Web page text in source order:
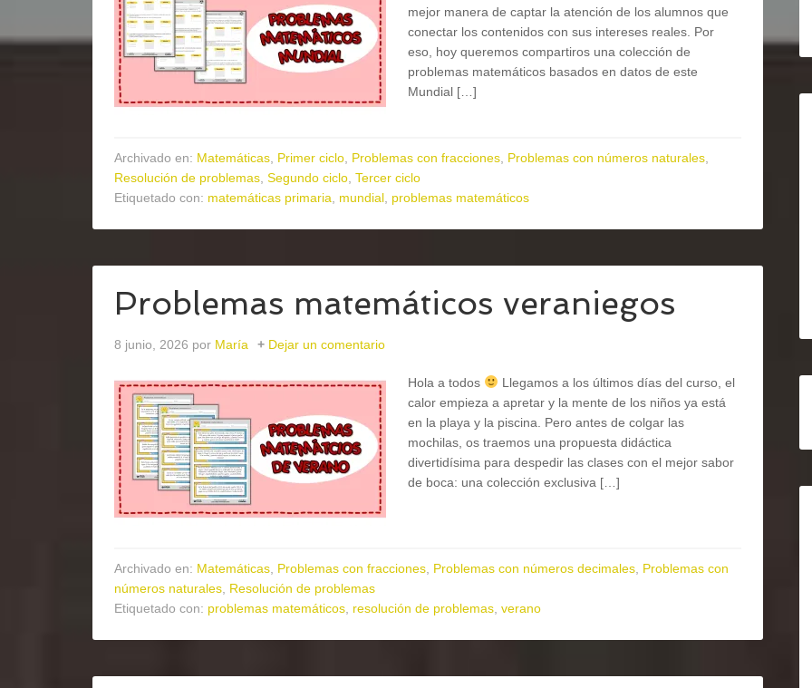
mejor manera de captar la atención de los alumnos que
conectar los contenidos con sus intereses reales. Por
eso, hoy queremos compartiros una colección de
problemas matemáticos basados en datos de este
Mundial […]
Archivado en: Matemáticas Primer ciclo Problemas con fracciones Problemas con números naturales
Resolución de problemas Segundo ciclo Tercer ciclo
Etiquetado con: matemáticas primaria mundial problemas matemáticos
Problemas matemáticos veraniegos
8 junio, 2026 por María Dejar un comentario
Hola a todos
Llegamos a los últimos días del curso, el
calor empieza a apretar y la mente de los niños ya está
en la playa y la piscina. Pero antes de colgar las
mochilas, os traemos una propuesta didáctica
divertidísima para despedir las clases con el mejor sabor
de boca: una colección exclusiva […]
Archivado en: Matemáticas Problemas con fracciones Problemas con números decimales Problemas con
números naturales Resolución de problemas
Etiquetado con: problemas matemáticos resolución de problemas verano